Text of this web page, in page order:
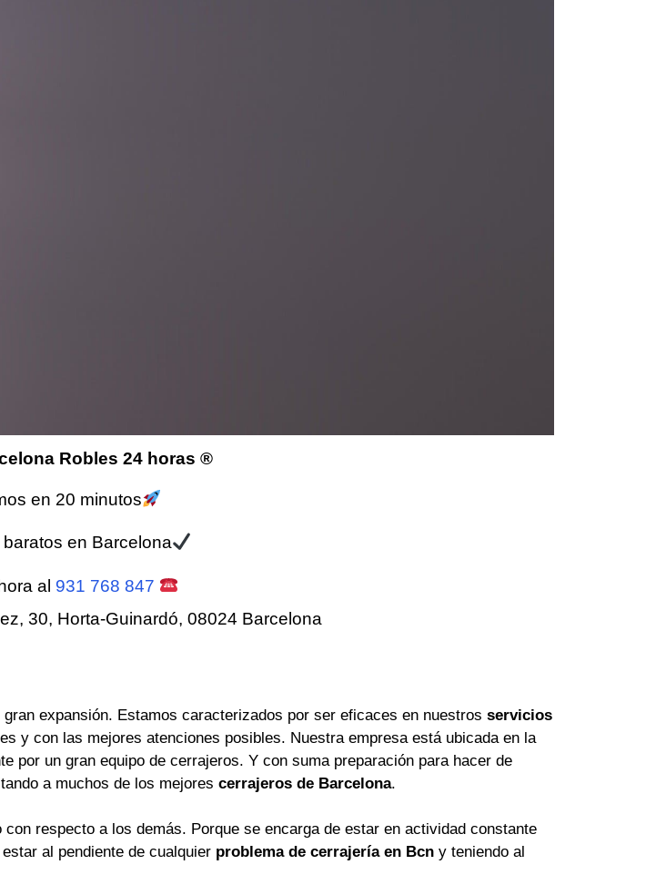
Robles 24 horas ®
en 20 minutos
en Barcelona
al 931 768 847
30, Horta-Guinardó, 08024 Barcelona
expansión. Estamos caracterizados por ser eficaces en nuestros servicios
y con las mejores atenciones posibles. Nuestra empresa está ubicada en la
por un gran equipo de cerrajeros. Y con suma preparación para hacer de
a muchos de los mejores cerrajeros de Barcelona.
respecto a los demás. Porque se encarga de estar en actividad constante
al pendiente de cualquier problema de cerrajería en Bcn y teniendo al